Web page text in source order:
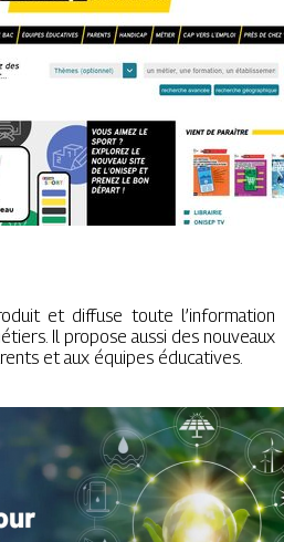
et diffuse toute l’information
Il propose aussi des nouveaux
et aux équipes éducatives.